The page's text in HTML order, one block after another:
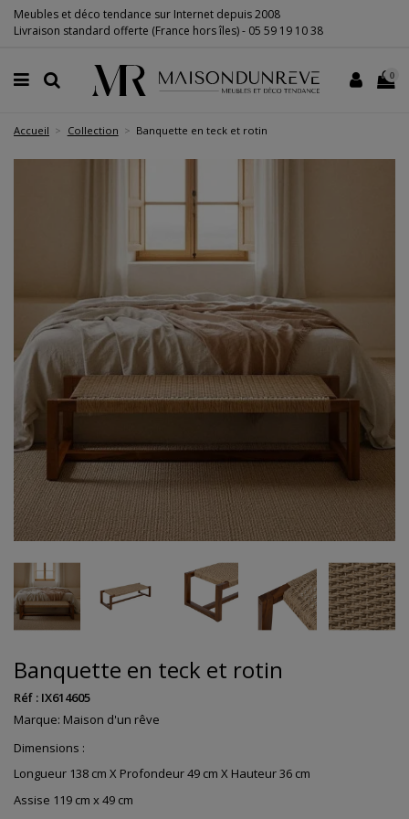
Meubles et déco tendance sur Internet depuis 2008
Livraison standard offerte (France hors îles) - 05 59 19 10 38
0
Accueil Collection Banquette en teck et rotin
Banquette en teck et rotin
Réf : IX614605
Marque: Maison d'un rêve
Dimensions :
Longueur 138 cm X Profondeur 49 cm X Hauteur 36 cm
Assise 119 cm x 49 cm